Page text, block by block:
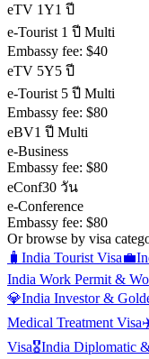
eTV 1Y1 ปี
e-Tourist 1 ปี Multi
Embassy fee: $40
eTV 5Y5 ปี
e-Tourist 5 ปี Multi
Embassy fee: $80
eBV1 ปี Multi
e-Business
Embassy fee: $80
eConf30 วัน
e-Conference
Embassy fee: $80
Or browse by visa
🧳 India Tourist Visa💼
India Work Permit &
💎India Investor &
Medical Treatment Visa
Visa🎖️India Diplomatic